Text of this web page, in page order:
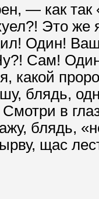
— как так
Это
Один!
Сам!
какой
блядь,
в
блядь,
щас